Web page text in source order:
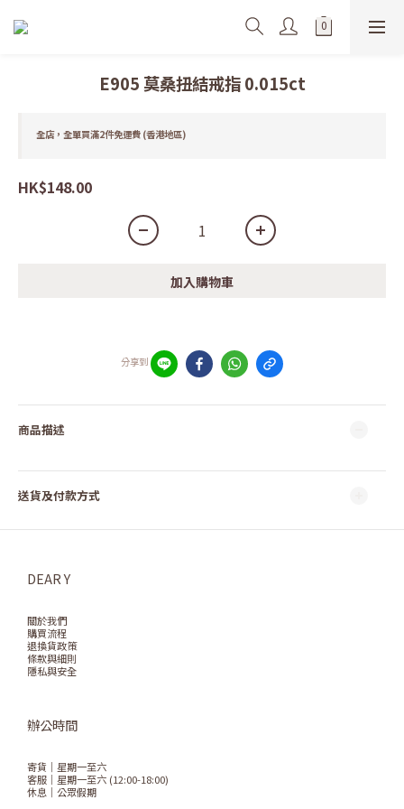
E905 莫桑扭結戒指 0.015ct
全店，全單買滿2件免運費 (香港地區)
HK$148.00
加入購物車
分享到
商品描述
送貨及付款方式
DEAR Y
關於我們
購買流程
退換貨政策
條款與細則
隱私與安全
辦公時間
寄貨｜星期一至六
客服｜星期一至六 (12:00-18:00)
休息｜公眾假期